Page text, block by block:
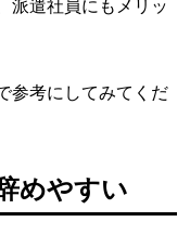
派遣社員にもメリッ
参考にしてみてくだ
めやすい